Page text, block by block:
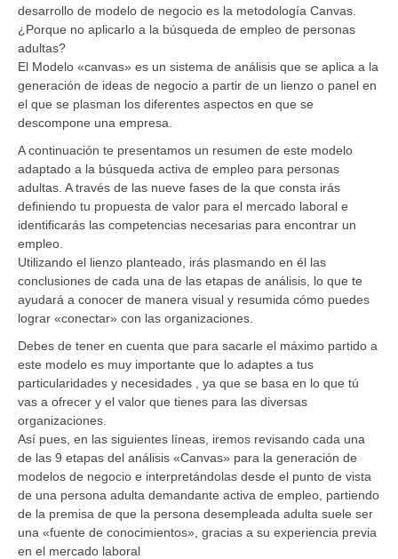
desarrollo de modelo de negocio es la metodología Canvas.
¿Porque no aplicarlo a la búsqueda de empleo de personas
adultas?
El Modelo «canvas» es un sistema de análisis que se aplica a la
generación de ideas de negocio a partir de un lienzo o panel en
el que se plasman los diferentes aspectos en que se
descompone una empresa.
A continuación te presentamos un resumen de este modelo
adaptado a la búsqueda activa de empleo para personas
adultas. A través de las nueve fases de la que consta irás
definiendo tu propuesta de valor para el mercado laboral e
identificarás las competencias necesarias para encontrar un
empleo.
Utilizando el lienzo planteado, irás plasmando en él las
conclusiones de cada una de las etapas de análisis, lo que te
ayudará a conocer de manera visual y resumida cómo puedes
lograr «conectar» con las organizaciones.
Debes de tener en cuenta que para sacarle el máximo partido a
este modelo es muy importante que lo adaptes a tus
particularidades y necesidades , ya que se basa en lo que tú
vas a ofrecer y el valor que tienes para las diversas
organizaciones.
Así pues, en las siguientes líneas, iremos revisando cada una
de las 9 etapas del análisis «Canvas» para la generación de
modelos de negocio e interpretándolas desde el punto de vista
de una persona adulta demandante activa de empleo, partiendo
de la premisa de que la persona desempleada adulta suele ser
una «fuente de conocimientos», gracias a su experiencia previa
en el mercado laboral